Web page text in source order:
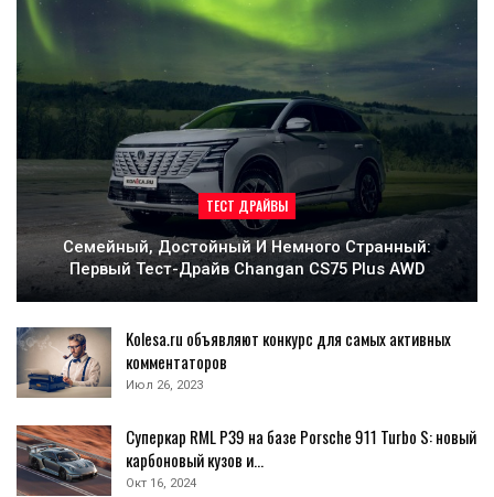
ТЕСТ ДРАЙВЫ
Семейный, Достойный И Немного Странный:
Первый Тест-Драйв Changan CS75 Plus AWD
Kolesa.ru объявляют конкурс для самых активных
комментаторов
Июл 26, 2023
Суперкар RML P39 на базе Porsche 911 Turbo S: новый
карбоновый кузов и…
Окт 16, 2024